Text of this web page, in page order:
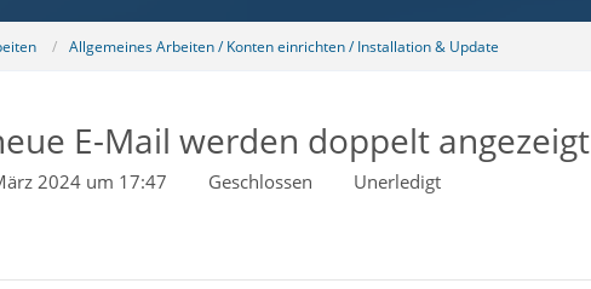
Allgemeines Arbeiten / Konten einrichten / Installation & Update
E-Mail werden doppelt angezeigt
2024 um 17:47 Geschlossen Unerledigt